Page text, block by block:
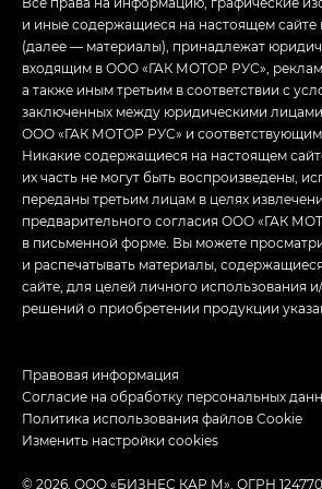
и иные содержащиеся на настоящем сайте
(далее — материалы), принадлежат
входящим в ООО «ГАК МОТОР РУС»,
а также иным третьим в соответствии с
заключенных между юридическими лицами
ООО «ГАК МОТОР РУС» и
Никакие содержащиеся на настоящем
их часть не могут быть воспроизведены,
переданы третьим лицам в целях
предварительного согласия ООО «ГАК
в письменной форме. Вы можете
и распечатывать материалы,
сайте, для целей личного использования
решений о приобретении продукции
© 2026, ООО «БИЗНЕС КАР М». ОГРН
Правовая информация
Согласие на обработку персональных
Политика использования файлов Cookie
Изменить настройки cookies